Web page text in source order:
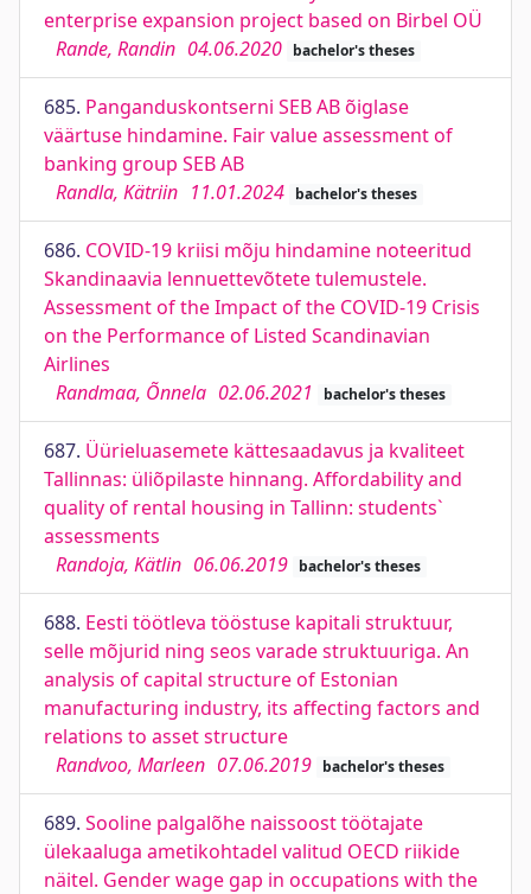
enterprise expansion project based on Birbel OÜ
Rande, Randin 04.06.2020 bachelor's theses
685. Panganduskontserni SEB AB õiglase
väärtuse hindamine. Fair value assessment of
banking group SEB AB
Randla, Kätriin 11.01.2024 bachelor's theses
686. COVID-19 kriisi mõju hindamine noteeritud
Skandinaavia lennuettevõtete tulemustele.
Assessment of the Impact of the COVID-19 Crisis
on the Performance of Listed Scandinavian
Airlines
Randmaa, Õnnela 02.06.2021 bachelor's theses
687. Üürieluasemete kättesaadavus ja kvaliteet
Tallinnas: üliõpilaste hinnang. Affordability and
quality of rental housing in Tallinn: students`
assessments
Randoja, Kätlin 06.06.2019 bachelor's theses
688. Eesti töötleva tööstuse kapitali struktuur,
selle mõjurid ning seos varade struktuuriga. An
analysis of capital structure of Estonian
manufacturing industry, its affecting factors and
relations to asset structure
Randvoo, Marleen 07.06.2019 bachelor's theses
689. Sooline palgalõhe naissoost töötajate
ülekaaluga ametikohtadel valitud OECD riikide
näitel. Gender wage gap in occupations with the